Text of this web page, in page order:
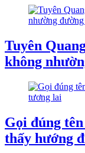
Tuyên
không
Gọi đúng
thấy hướng